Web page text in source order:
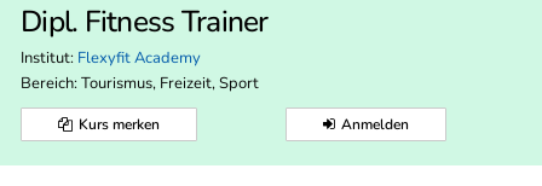
Dipl. Fitness Trainer
Institut: Flexyfit Academy
Bereich: Tourismus, Freizeit, Sport
Kurs merken Anmelden